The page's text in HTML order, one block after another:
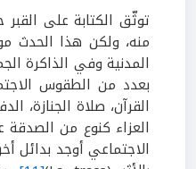
توثّق الكتابة على
منه، ولكن هذا الحدث
المدنية وفي الذاكرة
بعدد من الطقوس
القرآن، صلاة الجنازة،
العزاء كنوع من
الاجتماعي أوجد بدائل